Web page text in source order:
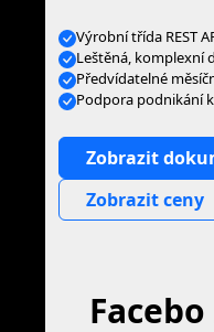
Výrobní třída REST
Leštěná, komplexní
Předvídatelné
Podpora podnikání
Zobrazit
Zobrazit ceny